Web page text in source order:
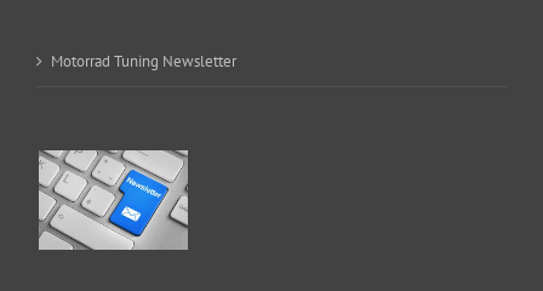
Motorrad Tuning Newsletter